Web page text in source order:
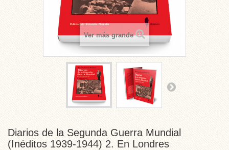
Ver más grande
Diarios de la Segunda Guerra Mundial
(Inéditos 1939-1944) 2. En Londres